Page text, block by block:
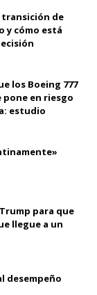
transición de
y cómo está
los Boeing 777
en riesgo
estudio
para que
llegue a un
desempeño